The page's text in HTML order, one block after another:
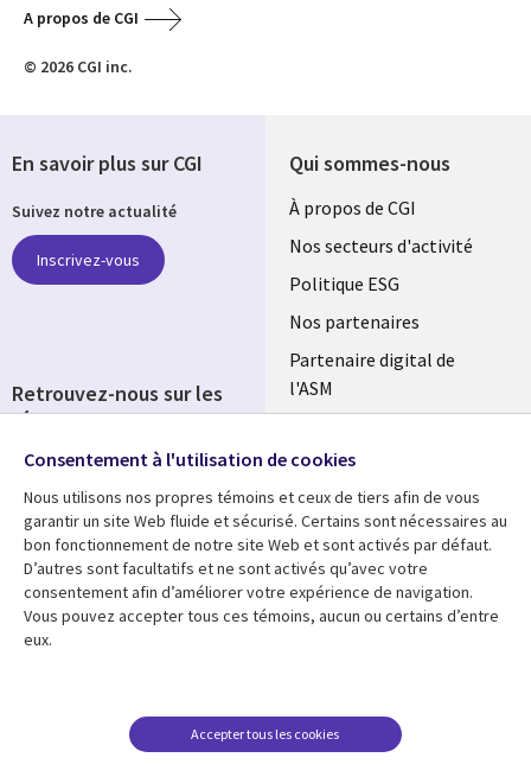
A propos de CGI
© 2026 CGI inc.
Qui sommes-nous
Useful
links
FRANCE
À propos de CGI
Nos secteurs d'activité
Politique ESG
Nos partenaires
Partenaire digital de
l'ASM
Fusions
Ressources
Library
Links
Articles
Blog
Support
Legal
Accessibilité
conditions juridiques
FAQ Carrières
En savoir plus sur CGI
Suivez notre actualité
Inscrivez-vous
Retrouvez-nous sur les
réseaux
Social
Media
FRANCE
Consentement à l'utilisation de cookies
Nous utilisons nos propres témoins et ceux de tiers afin de vous
garantir un site Web fluide et sécurisé. Certains sont nécessaires au
bon fonctionnement de notre site Web et sont activés par défaut.
D’autres sont facultatifs et ne sont activés qu’avec votre
consentement afin d’améliorer votre expérience de navigation.
Vous pouvez accepter tous ces témoins, aucun ou certains d’entre
eux.
Accepter tous les cookies